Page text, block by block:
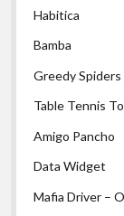
Habitica
Bamba
Greedy Spiders
Table Tennis
Amigo Pancho
Data Widget
Mafia Driver –